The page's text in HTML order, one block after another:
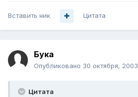
Вставить ник Цитата
Бука
Опубликовано 30 октября, 2003
Цитата